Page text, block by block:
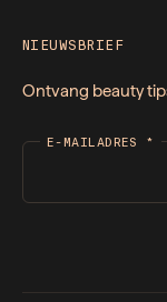
NIEUWSBRIEF
Ontvang beauty
E-MAILADRES *